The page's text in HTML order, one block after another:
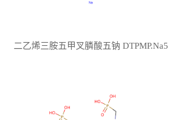
二乙烯三胺五甲叉膦酸五钠 DTPMP.Na5